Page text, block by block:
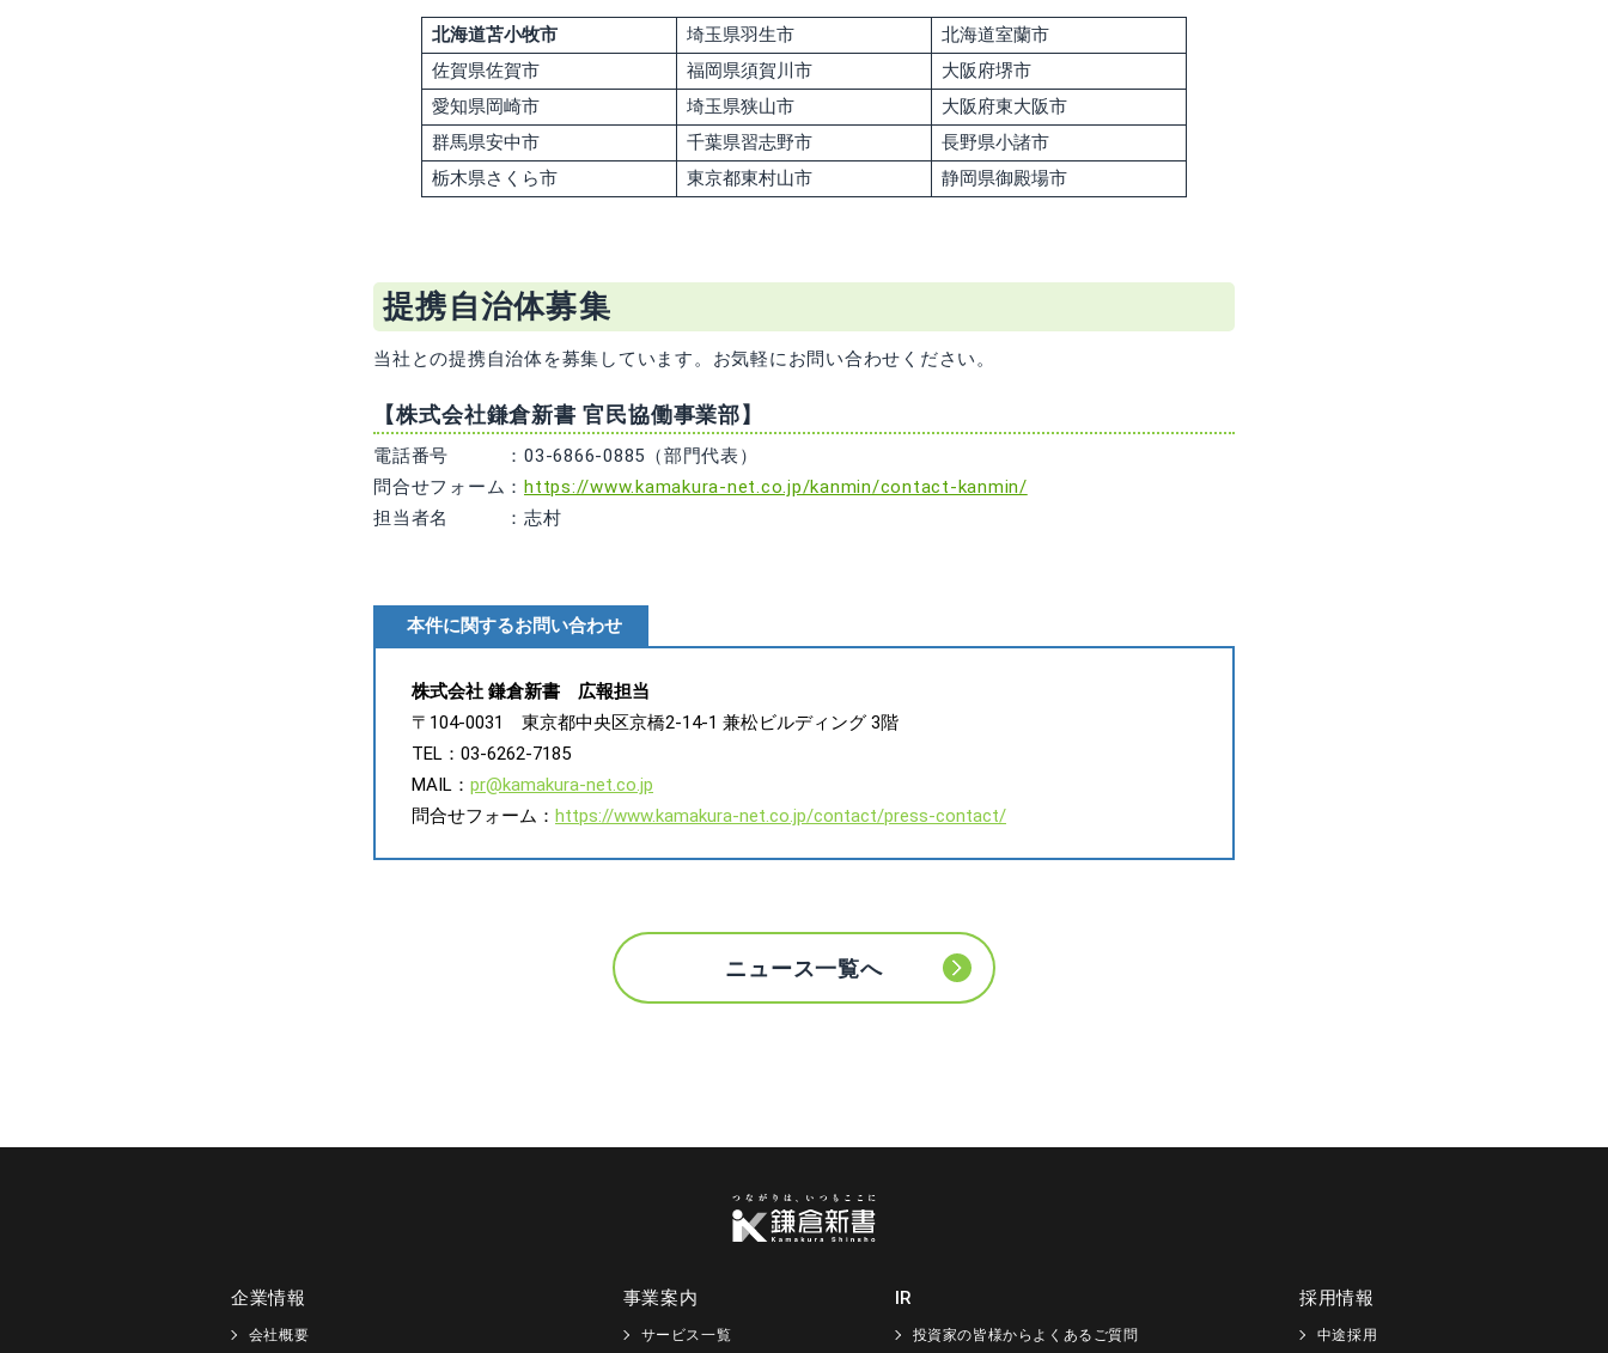
北海道苫小牧市 埼玉県羽生市
北海道室蘭市
佐賀県佐賀市
福岡県須賀川市
大阪府堺市
愛知県岡崎市
埼玉県狭山市
大阪府東大阪市
群馬県安中市
千葉県習志野市
長野県小諸市
栃木県さくら市
東京都東村山市 静岡県御殿場市
提携自治体募集
当社との提携自治体を募集しています。お気軽にお問い合わせください。
【株式会社鎌倉新書 官民協働事業部】
電話番号 ：03-6866-0885（部門代表）
問合せフォーム： https://www.kamakura-net.co.jp/kanmin/contact-kanmin/
担当者名 ：志村
本件に関するお問い合わせ
株式会社 鎌倉新書 広報担当
〒104-0031 東京都中央区京橋2-14-1 兼松ビルディング 3階
TEL：03-6262-7185
MAIL： pr@kamakura-net.co.jp
問合せフォーム： https://www.kamakura-net.co.jp/contact/press-contact/
ニュース一覧へ
企業情報
会社概要
事業案内
サービス一覧
IR
投資家の皆様からよくあるご質問
採用情報
中途採用